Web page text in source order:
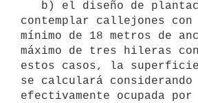
contemplar callejones con
mínimo de 18 metros de
máximo de tres hileras
estos casos, la
se calculará
efectivamente ocupada